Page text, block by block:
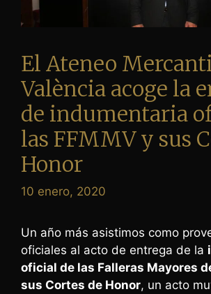
El Ateneo
València acoge la
de indumentaria
las FFMMV y sus
Honor
10 enero, 2020
Un año más asistimos como
oficiales al acto de entrega de la
oficial de las Falleras Mayores
sus Cortes de Honor, un acto